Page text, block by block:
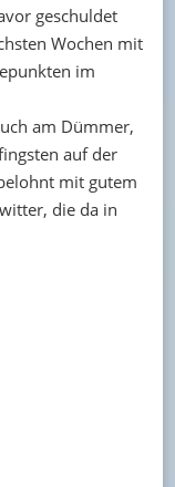
geschuldet
Wochen mit
im
am Dümmer,
auf der
mit gutem
die da in